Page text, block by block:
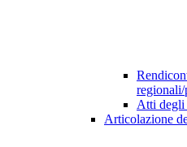
Atti degli
Articolazione